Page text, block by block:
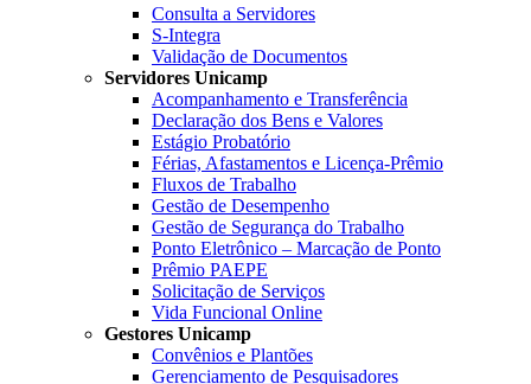
Consulta a Servidores
S-Integra
Validação de Documentos
Servidores Unicamp
Acompanhamento e Transferência
Declaração dos Bens e Valores
Estágio Probatório
Férias, Afastamentos e Licença-Prêmio
Fluxos de Trabalho
Gestão de Desempenho
Gestão de Segurança do Trabalho
Ponto Eletrônico – Marcação de Ponto
Prêmio PAEPE
Solicitação de Serviços
Vida Funcional Online
Gestores Unicamp
Convênios e Plantões
Gerenciamento de Pesquisadores